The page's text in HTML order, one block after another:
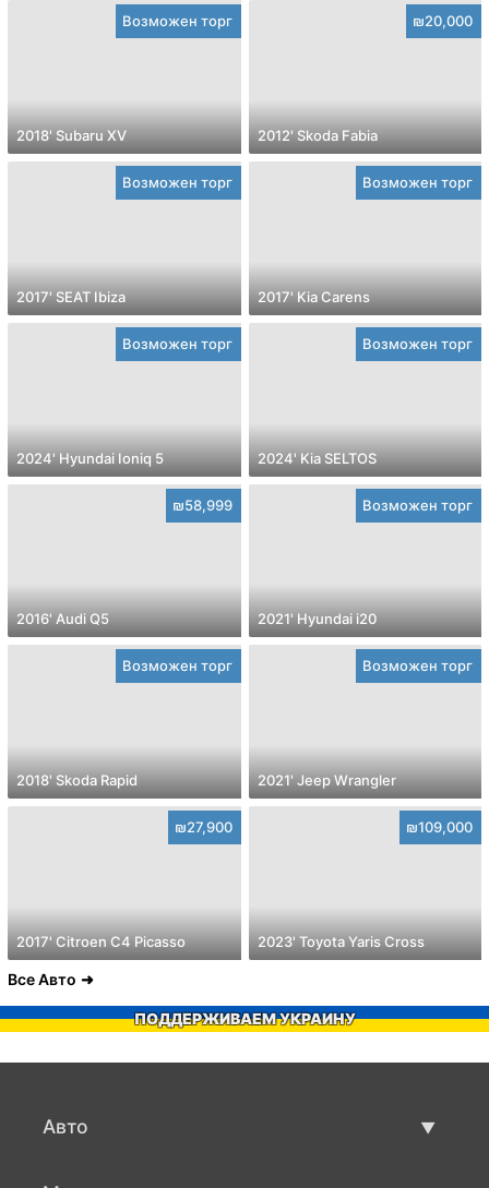
Возможен торг
2018' Subaru XV
₪20,000
2012' Skoda Fabia
Возможен торг
2017' SEAT Ibiza
Возможен торг
2017' Kia Carens
Возможен торг
2024' Hyundai Ioniq 5
Возможен торг
2024' Kia SELTOS
₪58,999
2016' Audi Q5
Возможен торг
2021' Hyundai i20
Возможен торг
2018' Skoda Rapid
Возможен торг
2021' Jeep Wrangler
₪27,900
2017' Citroen C4 Picasso
₪109,000
2023' Toyota Yaris Cross
Все Авто
ПОДДЕРЖИВАЕМ УКРАИНУ
Авто